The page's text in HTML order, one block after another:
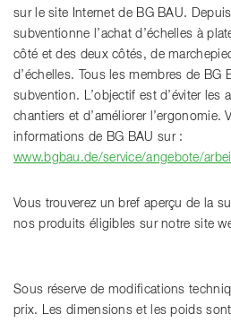
sur le site Internet de BG BAU.
subventionne l’achat d’échelles à
côté et des deux côtés, de
d’échelles. Tous les membres de BG
subvention. L’objectif est d’éviter les
chantiers et d’améliorer l’ergonomie.
informations de BG BAU sur :
www.bgbau.de/service/angebote/
Vous trouverez un bref aperçu de la
nos produits éligibles sur notre site
Sous réserve de modifications
prix. Les dimensions et les poids